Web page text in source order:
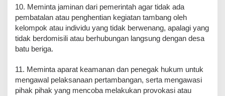
10. Meminta jaminan dari pemerintah agar tidak ada
pembatalan atau penghentian kegiatan tambang oleh
kelompok atau individu yang tidak berwenang, apalagi yang
tidak berdomisili atau berhubungan langsung dengan desa
batu beriga.
11. Meminta aparat keamanan dan penegak hukum untuk
mengawal pelaksanaan pertambangan, serta mengawasi
pihak pihak yang mencoba melakukan provokasi atau